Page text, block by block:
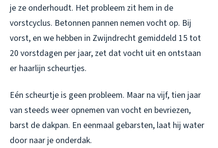
je ze onderhoudt. Het probleem zit hem in de
vorstcyclus. Betonnen pannen nemen vocht op. Bij
vorst, en we hebben in Zwijndrecht gemiddeld 15 tot
20 vorstdagen per jaar, zet dat vocht uit en ontstaan
er haarlijn scheurtjes.
Eén scheurtje is geen probleem. Maar na vijf, tien jaar
van steeds weer opnemen van vocht en bevriezen,
barst de dakpan. En eenmaal gebarsten, laat hij water
door naar je onderdak.